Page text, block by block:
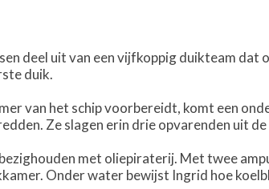
deel uit van een vijfkoppig duikteam
duik.
van het schip voorbereidt, komt een
Ze slagen erin drie opvarenden uit
met oliepiraterij. Met twee
Onder water bewijst Ingrid hoe